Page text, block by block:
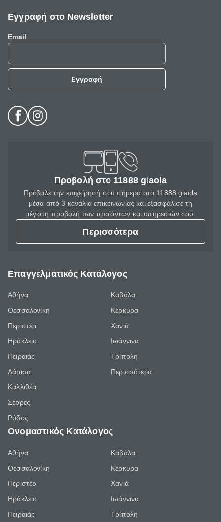
Εγγραφή στο Newsletter
Email
Εγγραφή
Προβολή στο 11888 giaola
Πρόβαλε την επιχείρησή σου σήμερα στο 11888 giaola
μέσα από 3 κανάλια επικοινωνίας και εξασφάλισε τη
μέγιστη προβολή των προϊόντων και υπηρεσιών σου.
Περισσότερα
Επαγγελματικός Κατάλογος
Αθήνα
Θεσσαλονίκη
Περιστέρι
Ηράκλειο
Πειραιάς
Λάρισα
Καλλιθέα
Σέρρες
Ρόδος
Καβάλα
Κέρκυρα
Χανιά
Ιωάννινα
Τρίπολη
Περισσότερα
Ονομαστικός Κατάλογος
Αθήνα
Θεσσαλονίκη
Περιστέρι
Ηράκλειο
Πειραιάς
Καβάλα
Κέρκυρα
Χανιά
Ιωάννινα
Τρίπολη